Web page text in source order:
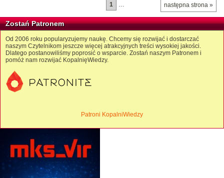
następna strona »
1 …
Zostań Patronem
Od 2006 roku popularyzujemy naukę. Chcemy się rozwijać i dostarczać
naszym Czytelnikom jeszcze więcej atrakcyjnych treści wysokiej jakości.
Dlatego postanowiliśmy poprosić o wsparcie. Zostań naszym Patronem i
pomóż nam rozwijać KopalnięWiedzy.
Patroni KopalniWiedzy